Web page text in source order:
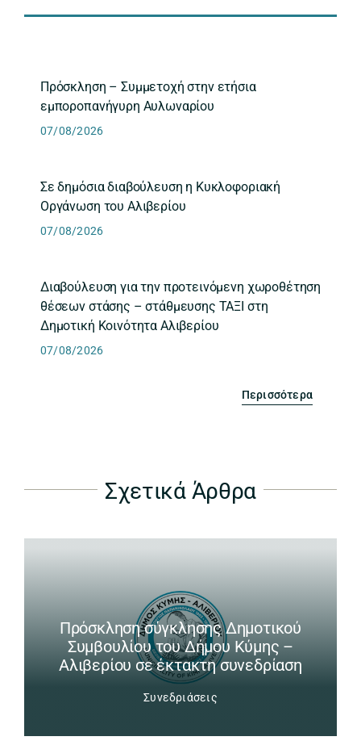
Πρόσκληση – Συμμετοχή στην ετήσια
εμποροπανήγυρη Αυλωναρίου
07/08/2026
Σε δημόσια διαβούλευση η Κυκλοφοριακή
Οργάνωση του Αλιβερίου
07/08/2026
Διαβούλευση για την προτεινόμενη χωροθέτηση
θέσεων στάσης – στάθμευσης ΤΑΞΙ στη
Δημοτική Κοινότητα Αλιβερίου
07/08/2026
Περισσότερα
Σχετικά Άρθρα
Πρόσκληση σύγκλησης Δημοτικού
Συμβουλίου του Δήμου Κύμης –
Αλιβερίου σε έκτακτη συνεδρίαση
Συνεδριάσεις